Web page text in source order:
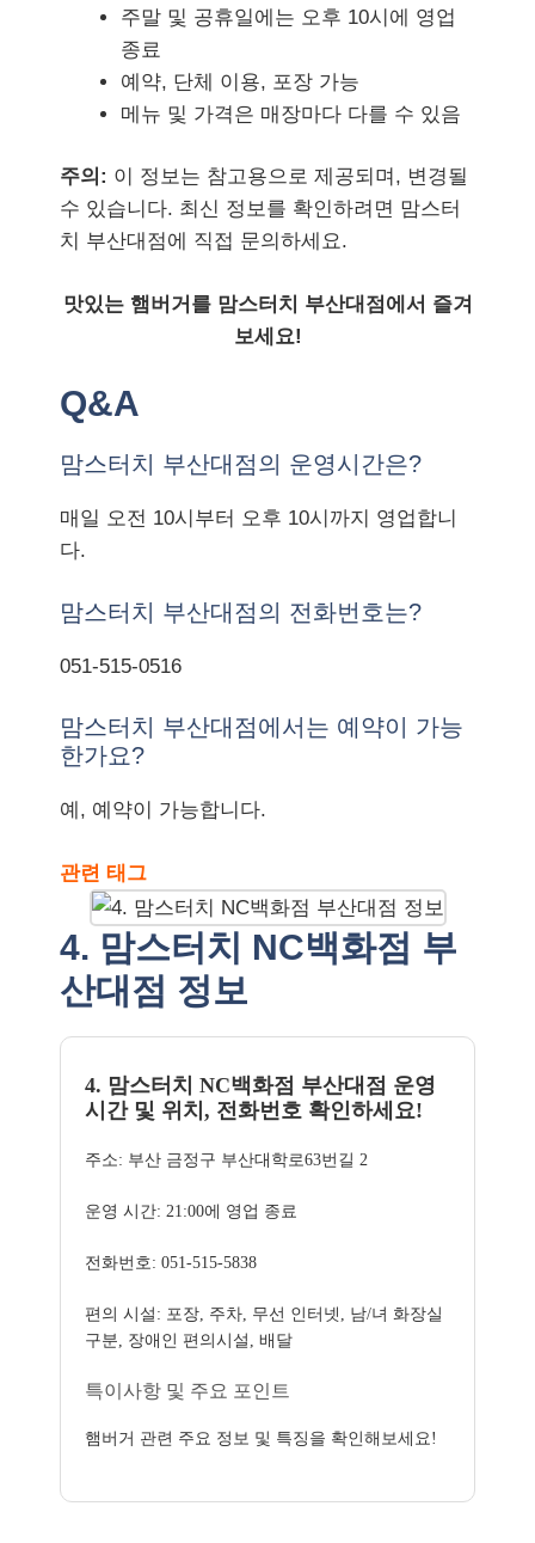
주말 및 공휴일에는 오후 10시에 영업
종료
예약, 단체 이용, 포장 가능
메뉴 및 가격은 매장마다 다를 수 있음
주의: 이 정보는 참고용으로 제공되며, 변경될
수 있습니다. 최신 정보를 확인하려면 맘스터
치 부산대점에 직접 문의하세요.
맛있는 햄버거를 맘스터치 부산대점에서 즐겨
보세요!
Q&A
맘스터치 부산대점의 운영시간은?
매일 오전 10시부터 오후 10시까지 영업합니
다.
맘스터치 부산대점의 전화번호는?
051-515-0516
맘스터치 부산대점에서는 예약이 가능
한가요?
예, 예약이 가능합니다.
관련 태그
4. 맘스터치 NC백화점 부
산대점 정보
4. 맘스터치 NC백화점 부산대점 운영
시간 및 위치, 전화번호 확인하세요!
주소: 부산 금정구 부산대학로63번길 2
운영 시간: 21:00에 영업 종료
전화번호: 051-515-5838
편의 시설: 포장, 주차, 무선 인터넷, 남/녀 화장실
구분, 장애인 편의시설, 배달
특이사항 및 주요 포인트
햄버거 관련 주요 정보 및 특징을 확인해보세요!